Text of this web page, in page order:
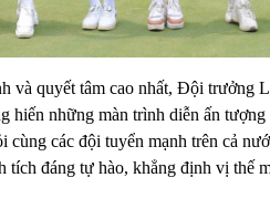
và quyết tâm cao nhất, Đội trưởng
hiến những màn trình diễn ấn
cùng các đội tuyển mạnh trên cả
tích đáng tự hào, khẳng định vị thế